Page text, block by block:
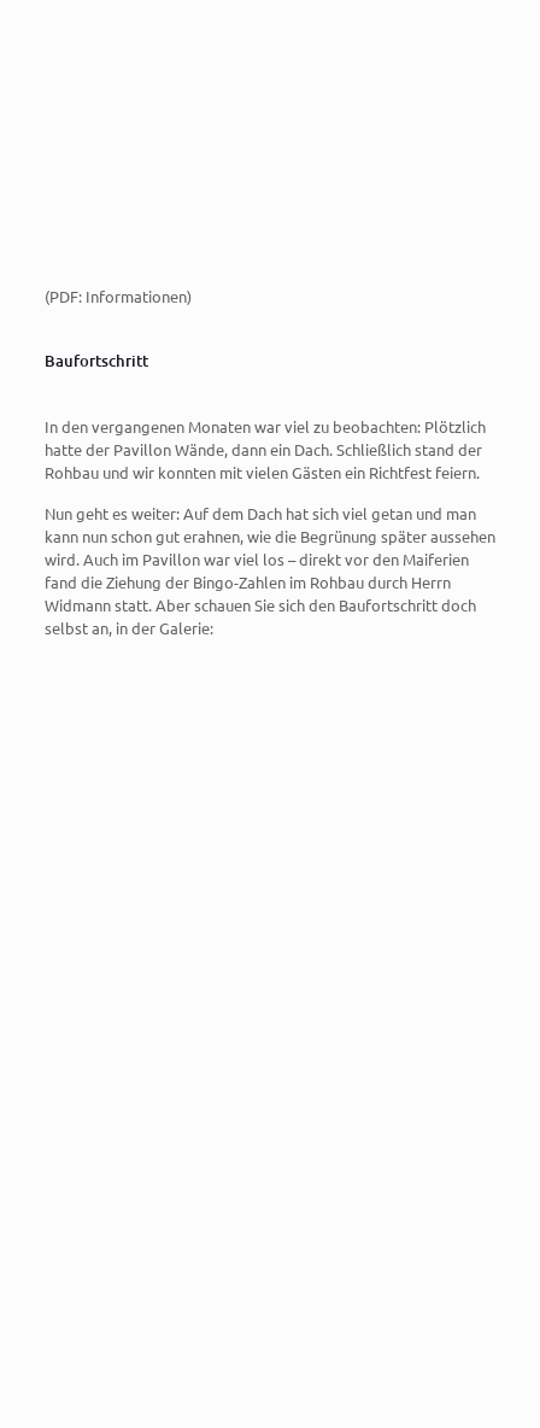
(PDF: Informationen)
Baufortschritt
In den vergangenen Monaten war viel zu beobachten: Plötzlich
hatte der Pavillon Wände, dann ein Dach. Schließlich stand der
Rohbau und wir konnten mit vielen Gästen ein Richtfest feiern.
Nun geht es weiter: Auf dem Dach hat sich viel getan und man
kann nun schon gut erahnen, wie die Begrünung später aussehen
wird. Auch im Pavillon war viel los – direkt vor den Maiferien
fand die Ziehung der Bingo-Zahlen im Rohbau durch Herrn
Widmann statt. Aber schauen Sie sich den Baufortschritt doch
selbst an, in der Galerie: